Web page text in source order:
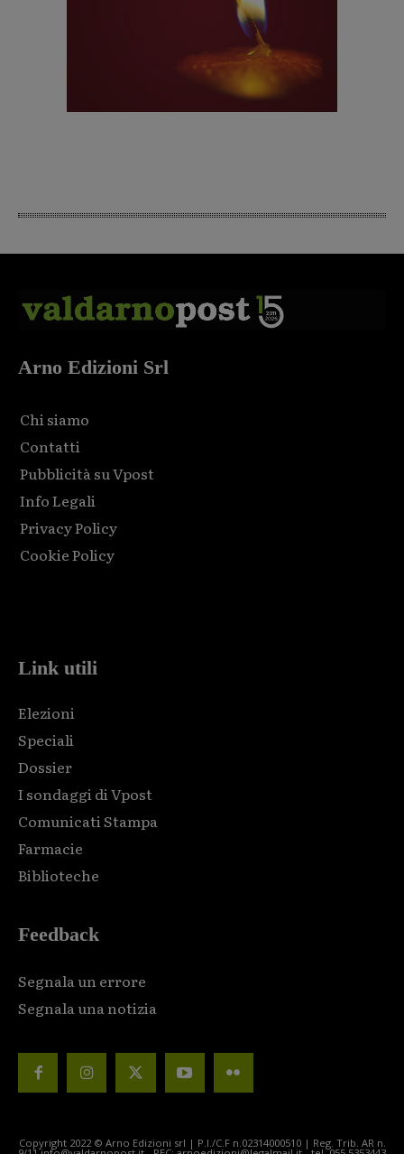
Arno Edizioni Srl
Chi siamo
Contatti
Pubblicità su Vpost
Info Legali
Privacy Policy
Cookie Policy
Link utili
Elezioni
Speciali
Dossier
I sondaggi di Vpost
Comunicati Stampa
Farmacie
Biblioteche
Feedback
Segnala un errore
Segnala una notizia
Copyright 2022 © Arno Edizioni srl | P.I./C.F n.02314000510 | Reg. Trib. AR n.